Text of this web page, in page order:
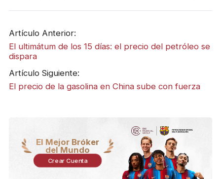
Artículo Anterior:
El ultimátum de los 15 días: el precio del petróleo se
dispara
Artículo Siguiente:
​El precio de la gasolina en China sube con fuerza
El Mejor Bróker
del Mundo
Crear Cuenta